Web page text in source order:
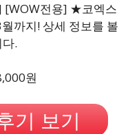
[WOW전용] ★코엑스
까지! 상세 정보를 볼
.
원
기 보기